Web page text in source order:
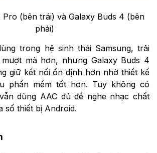
Pro (bên trái) và Galaxy Buds 4 (bên
phải)
trong hệ sinh thái Samsung, trải
mà hơn, nhưng Galaxy Buds 4
giữ kết nối ổn định hơn nhờ thiết kế
phần mềm tốt hơn. Tuy không có
dùng AAC đủ để nghe nhạc chất
số thiết bị Android.